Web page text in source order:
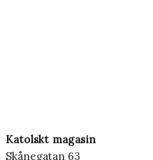
Katolskt magasin
Skånegatan 63